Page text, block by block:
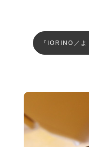
『IORINO／